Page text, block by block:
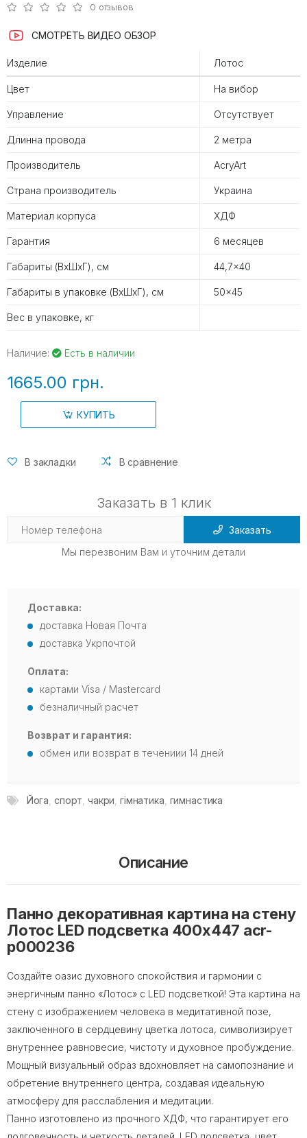
0 отзывов
СМОТРЕТЬ ВИДЕО ОБЗОР
Изделие Лотос
Цвет На вибор
Управление Отсутствует
Длинна провода 2 метра
Производитель AcryArt
Страна производитель Украина
Материал корпуса ХДФ
Гарантия 6 месяцев
Габариты (ВхШхГ), см 44,7x40
Габариты в упаковке (ВхШхГ), см 50x45
Вес в упаковке, кг
Наличие: Есть в наличии
1665.00 грн.
КУПИТЬ
В закладки В сравнение
Заказать в 1 клик
Заказать
Мы перезвоним Вам и уточним детали
Доставка:
доставка Новая Почта
доставка Укрпочтой
Оплата:
картами Visa / Mastercard
безналичный расчет
Возврат и гарантия:
обмен или возврат в течениии 14 дней
Йога, спорт, чакри,гімнатика, гимнастика
Описание
Панно декоративная картина на стену
Лотос LED подсветка 400х447 acr-
p000236
Создайте оазис духовного спокойствия и гармонии с
энергичным панно «Лотос» с LED подсветкой! Эта картина на
стену с изображением человека в медитативной позе,
заключенного в сердцевину цветка лотоса, символизирует
внутреннее равновесие, чистоту и духовное пробуждение.
Мощный визуальный образ вдохновляет на самопознание и
обретение внутреннего центра, создавая идеальную
атмосферу для расслабления и медитации.
Панно изготовлено из прочного ХДФ, что гарантирует его